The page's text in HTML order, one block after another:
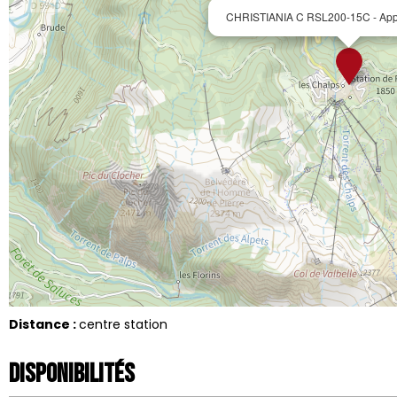
CHRISTIANIA C RSL200-15C -
Distance :centre station
Disponibilités